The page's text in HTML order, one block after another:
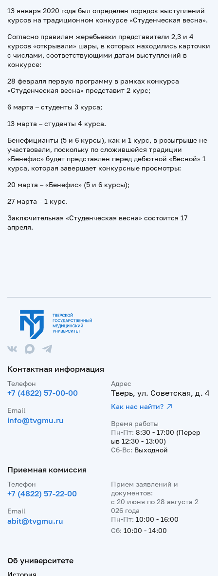
13 января 2020 года был определен порядок выступлений
курсов на традиционном конкурсе «Студенческая весна».
Согласно правилам жеребьевки представители 2,3 и 4
курсов «открывали» шары, в которых находились карточки
с числами, соответствующими датам выступлений в
конкурсе:
28 февраля первую программу в рамках конкурса
«Студенческая весна» представит 2 курс;
6 марта – студенты 3 курса;
13 марта – студенты 4 курса.
Бенефицианты (5 и 6 курсы), как и 1 курс, в розыгрыше не
участвовали, поскольку по сложившейся традиции
«Бенефис» будет представлен перед дебютной «Весной» 1
курса, которая завершает конкурсные просмотры:
20 марта – «Бенефис» (5 и 6 курсы);
27 марта – 1 курс.
Заключительная «Студенческая весна» состоится 17
апреля.
Контактная информация
Телефон
+7 (4822) 57-00-00
Email
info@tvgmu.ru
Адрес
Тверь, ул. Советская, д. 4
Как нас найти?
Время работы
Пн-Пт: 8:30 - 17:00 (Перер
ыв 12:30 - 13:00)
Сб-Вс: Выходной
Приемная комиссия
Телефон
+7 (4822) 57-22-00
Email
abit@tvgmu.ru
Прием заявлений и
документов:
с 20 июня по 28 августа 2
026 года
Пн-Пт: 10:00 - 16:00
Сб: 10:00 - 14:00
Об университете
История